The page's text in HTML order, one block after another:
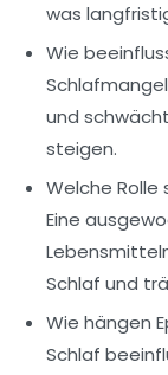
was
Wie
und
steigen.
Welche Rolle
Eine
Schlaf und
Wie hängen
Schlaf